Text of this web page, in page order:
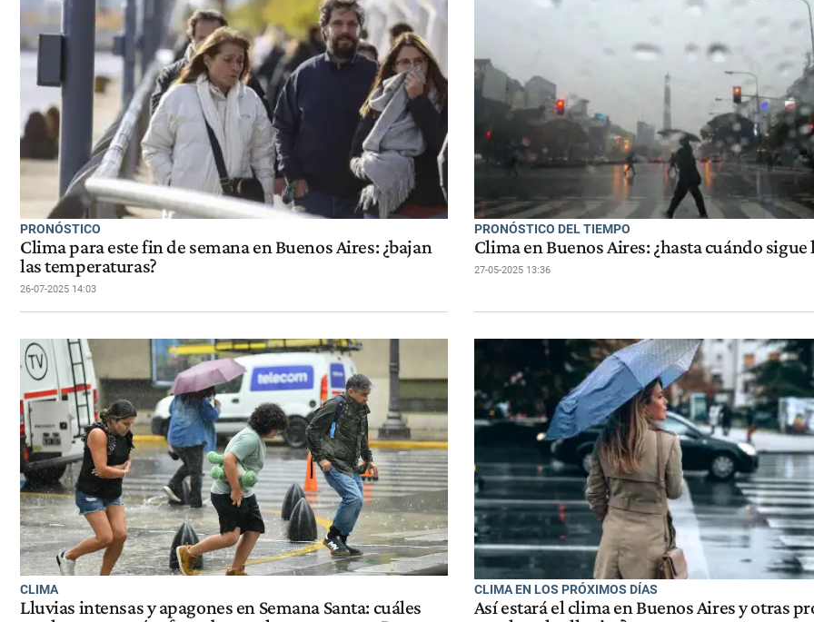
PRONÓSTICO
Clima para este fin de semana en Buenos Aires: ¿bajan
las temperaturas?
26-07-2025 14:03
PRONÓSTICO DEL TIEMPO
Clima en Buenos Aires: ¿hasta cuándo sigue
27-05-2025 13:36
CLIMA
Lluvias intensas y apagones en Semana Santa: cuáles
CLIMA EN LOS PRÓXIMOS DÍAS
Así estará el clima en Buenos Aires y otras